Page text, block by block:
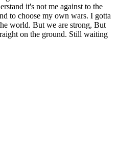
it's not me against to the
to choose my own wars. I gotta
world. But we are strong, But
on the ground. Still waiting